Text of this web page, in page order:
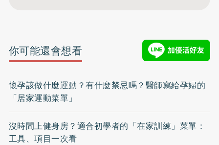
你可能還會想看
懷孕該做什麼運動？有什麼禁忌嗎？醫師寫給孕婦的
「居家運動菜單」
沒時間上健身房？適合初學者的「在家訓練」菜單：
工具、項目一次看